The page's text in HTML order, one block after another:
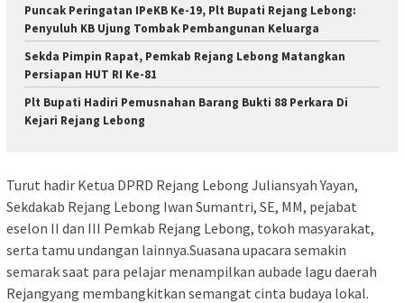
Puncak Peringatan IPeKB Ke-19, Plt Bupati Rejang Lebong:
Penyuluh KB Ujung Tombak Pembangunan Keluarga
Sekda Pimpin Rapat, Pemkab Rejang Lebong Matangkan
Persiapan HUT RI Ke-81
Plt Bupati Hadiri Pemusnahan Barang Bukti 88 Perkara Di
Kejari Rejang Lebong
Turut hadir Ketua DPRD Rejang Lebong Juliansyah Yayan,
Sekdakab Rejang Lebong Iwan Sumantri, SE, MM, pejabat
eselon II dan III Pemkab Rejang Lebong, tokoh masyarakat,
serta tamu undangan lainnya.Suasana upacara semakin
semarak saat para pelajar menampilkan aubade lagu daerah
Rejangyang membangkitkan semangat cinta budaya lokal.